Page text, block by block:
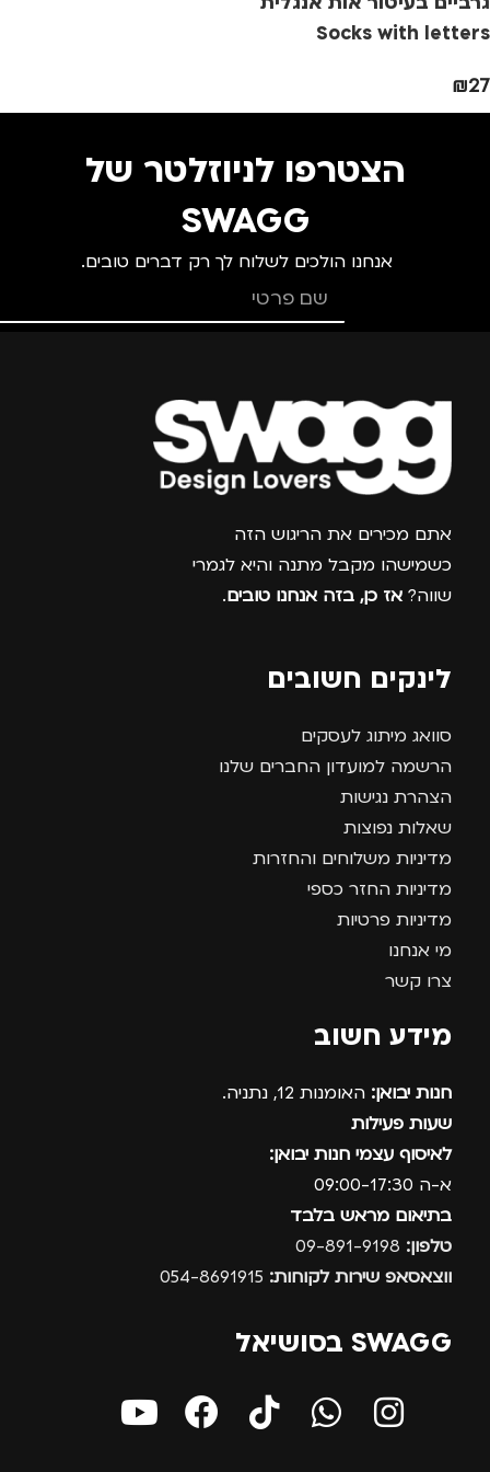
מתאים ל
Socks with letters
₪27
הצטרפו לניוזלטר של
SWAGG
אנחנו הולכים לשלוח לך רק דברים טובים.
צרפו אותי למועדון
אתם מכירים את הריגוש הזה
כשמישהו מקבל מתנה והיא לגמרי
שווה? אז כן, בזה אנחנו טובים.
לינקים חשובים
סוואג מיתוג לעסקים
הרשמה למועדון החברים שלנו
הצהרת נגישות
שאלות נפוצות
מדיניות משלוחים והחזרות
מדיניות החזר כספי
מדיניות פרטיות
מי אנחנו
צרו קשר
מידע חשוב
חנות יבואן: האומנות 12, נתניה.
שעות פעילות
לאיסוף עצמי חנות יבואן:
א-ה 09:00-17:30
בתיאום מראש בלבד
טלפון:
ווצאסאפ שירות לקוחות:
SWAGG בסושיאל